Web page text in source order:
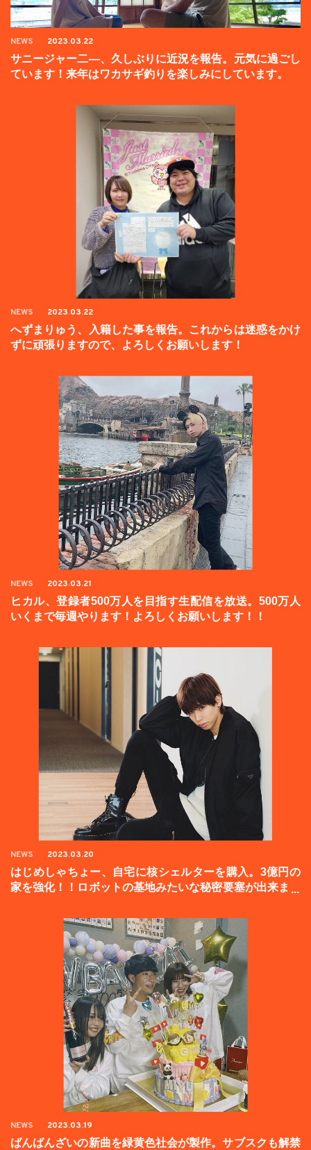
NEWS 2023.03.22
サニージャー二―、久しぶりに近況を報告。元気に過ごし
ています！来年はワカサギ釣りを楽しみにしています。
NEWS 2023.03.22
へずまりゅう、入籍した事を報告。これからは迷惑をかけ
ずに頑張りますので、よろしくお願いします！
NEWS 2023.03.21
ヒカル、登録者500万人を目指す生配信を放送。500万人
いくまで毎週やります！よろしくお願いします！！
NEWS 2023.03.20
はじめしゃちょー、自宅に核シェルターを購入。3億円の
家を強化！！ロボットの基地みたいな秘密要塞が出来まし
NEWS 2023.03.19
ばんばんざいの新曲を緑黄色社会が製作。サブスクも解禁